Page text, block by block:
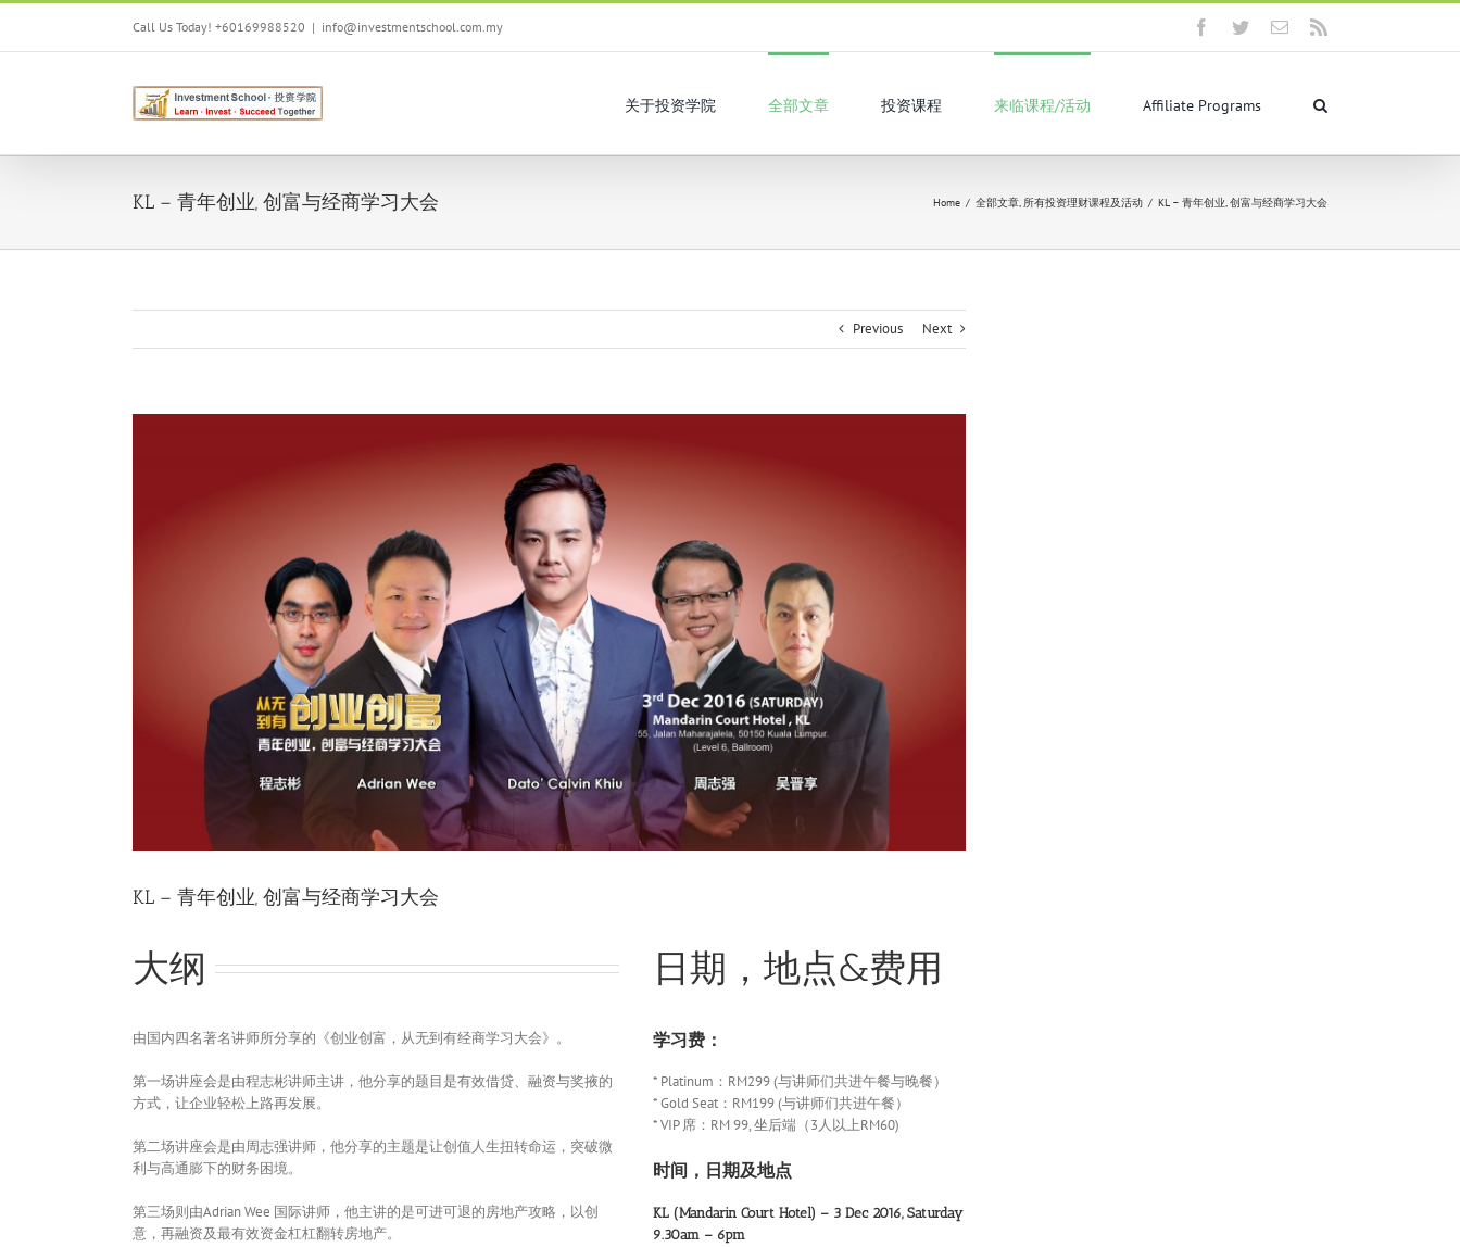
Skip
content
Call Us Today! +60169988520 | info@investmentschool.com.my Facebook
TwitterEmail
关于投资学院 全部文章 投资课程 来临课程/活动 Affiliate Programs
KL – 青年创业, 创富与经商学习大会 Home / 全部文章, 所有投资理财课程及活动 / KL – 青年创业, 创富与经商学习大会
Previous Next
KL – 青年创业, 创富与经商学习大会
大纲
由国内四名著名讲师所分享的《创业创富，从无到有经商学习大会》。
第一场讲座会是由程志彬讲师主讲，他分享的题目是有效借贷、融资与奖掖的
方式，让企业轻松上路再发展。
第二场讲座会是由周志强讲师，他分享的主题是让创值人生扭转命运，突破微
利与高通膨下的财务困境。
第三场则由Adrian Wee 国际讲师，他主讲的是可进可退的房地产攻略，以创
意，再融资及最有效资金杠杠翻转房地产。
日期，地点&费用
学习费：
* Platinum：RM299 (与讲师们共进午餐与晚餐）
* Gold Seat：RM199 (与讲师们共进午餐）
* VIP 席：RM 99, 坐后端（3人以上RM60)
时间，日期及地点
KL (Mandarin Court Hotel) – 3 Dec 2016, Saturday
9.30am – 6pm